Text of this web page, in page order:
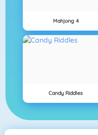
Mahjong 4
Candy Riddles